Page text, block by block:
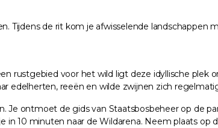
de rit kom je afwisselende landschappen
rustgebied voor het wild ligt deze idyllische plek
edelherten, reeën en wilde zwijnen zich
ontmoet de gids van Staatsbosbeheer op de
in 10 minuten naar de Wildarena. Neem plaats